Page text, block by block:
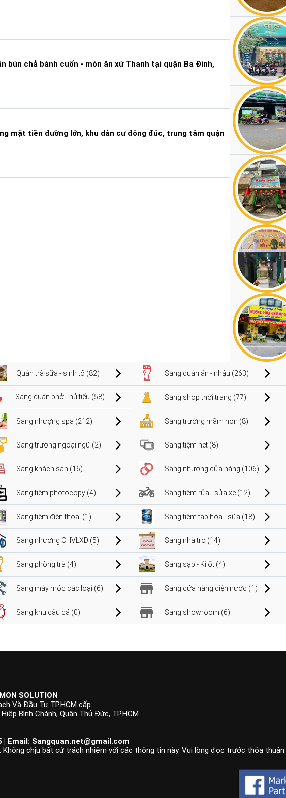
bún chả bánh cuốn - món ăn xứ Thanh tại quận Ba Đình,
mặt tiền đường lớn, khu dân cư đông đúc, trung tâm quận
Quán trà sữa - sinh tố (82) Sang quán ăn - nhậu (263)
Sang quán phở - hủ tiếu (58) Sang shop thời trang (77)
Sang nhượng spa (212) Sang trường mầm non (8)
Sang trường ngoại ngữ (2) Sang tiệm net (8)
Sang khách sạn (16) Sang nhượng cửa hàng (106)
Sang tiệm photocopy (4) Sang tiệm rửa - sửa xe (12)
Sang tiệm điện thoại (1) Sang tiệm tạp hóa - sữa (18)
Sang nhượng CHVLXD (5) Sang nhà trọ (14)
Sang phòng trà (4) Sang sạp - Ki ốt (4)
Sang máy móc các loại (6) Sang cửa hàng điện nước (1)
Sang khu câu cá (0) Sang showroom (6)
SOLUTION
Và Đầu Tư TP.HCM cấp.
Bình Chánh, Quận Thủ Đức, TP.HCM
| Email: Sangquan.net@gmail.com
chịu bất cứ trách nhiệm với các thông tin này. Vui lòng đọc trước thỏa thuận.